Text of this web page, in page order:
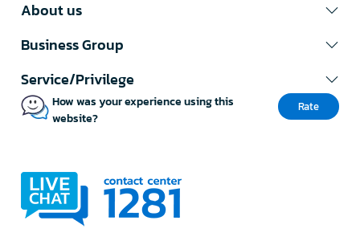
About us
Business Group
Service/Privilege
How was your experience using this
website?
Rate